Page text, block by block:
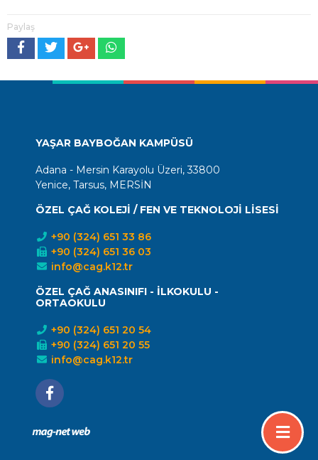
Paylaş
YAŞAR BAYBOĞAN KAMPÜSÜ
Adana - Mersin Karayolu Üzeri, 33800
Yenice, Tarsus, MERSİN
ÖZEL ÇAĞ KOLEJİ / FEN VE TEKNOLOJİ LİSESİ
+90 (324) 651 33 86
+90 (324) 651 36 03
info@cag.k12.tr
ÖZEL ÇAĞ ANASINIFI - İLKOKULU -
ORTAOKULU
+90 (324) 651 20 54
+90 (324) 651 20 55
info@cag.k12.tr